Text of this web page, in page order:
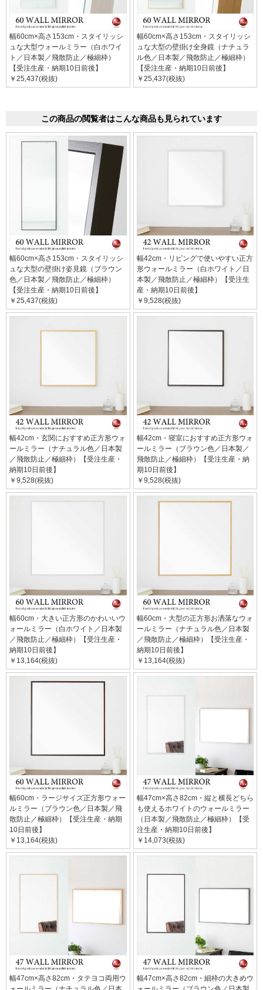
幅60cm×高さ153cm・スタイリッシ
ュな大型ウォールミラー（白ホワイ
ト／日本製／飛散防止／極細枠）
【受注生産・納期10日前後】
￥25,437(税抜)
幅60cm×高さ153cm・スタイリッシ
ュな大型の壁掛け全身鏡（ナチュラ
ル色／日本製／飛散防止／極細枠）
【受注生産・納期10日前後】
￥25,437(税抜)
この商品の閲覧者はこんな商品も見られています
幅60cm×高さ153cm・スタイリッシ
ュな大型の壁掛け姿見鏡（ブラウン
色／日本製／飛散防止／極細枠）
【受注生産・納期10日前後】
￥25,437(税抜)
幅42cm・リビングで使いやすい正方
形ウォールミラー（白ホワイト／日
本製／飛散防止／極細枠）【受注生
産・納期10日前後】
￥9,528(税抜)
幅42cm・玄関におすすめ正方形ウォ
ールミラー（ナチュラル色／日本製
／飛散防止／極細枠）【受注生産・
納期10日前後】
￥9,528(税抜)
幅42cm・寝室におすすめ正方形ウォ
ールミラー（ブラウン色／日本製／
飛散防止／極細枠）【受注生産・納
期10日前後】
￥9,528(税抜)
幅60cm・大きい正方形のかわいいウ
ォールミラー（白ホワイト／日本製
／飛散防止／極細枠）【受注生産・
納期10日前後】
￥13,164(税抜)
幅60cm・大型の正方形お洒落なウォ
ールミラー（ナチュラル色／日本製
／飛散防止／極細枠）【受注生産・
納期10日前後】
￥13,164(税抜)
幅60cm・ラージサイズ正方形ウォー
ルミラー（ブラウン色／日本製／飛
散防止／極細枠）【受注生産・納期
10日前後】
￥13,164(税抜)
幅47cm×高さ82cm・縦と横長どちら
も使えるホワイトのウォールミラー
（日本製／飛散防止／極細枠）【受
注生産・納期10日前後】
￥14,073(税抜)
幅47cm×高さ82cm・タテヨコ両用ウ
幅47cm×高さ82cm・細枠の大きめウ